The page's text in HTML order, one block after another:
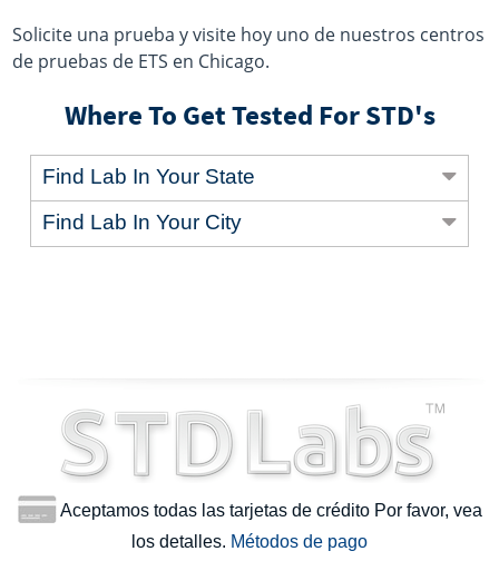
Solicite una prueba y visite hoy uno de nuestros centros
de pruebas de ETS en Chicago.
Where To Get Tested For STD's
Find Lab In Your State
Find Lab In Your City
Aceptamos todas las tarjetas de crédito Por favor, vea
los detalles. Métodos de pago